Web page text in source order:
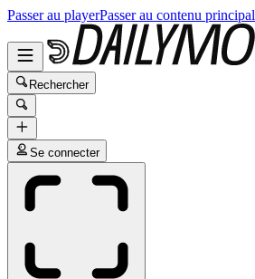
Passer au playerPasser au contenu principal
Rechercher
Se connecter